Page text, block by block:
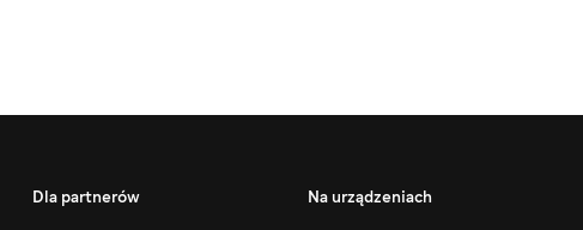
Dla partnerów
Na urządzeniach